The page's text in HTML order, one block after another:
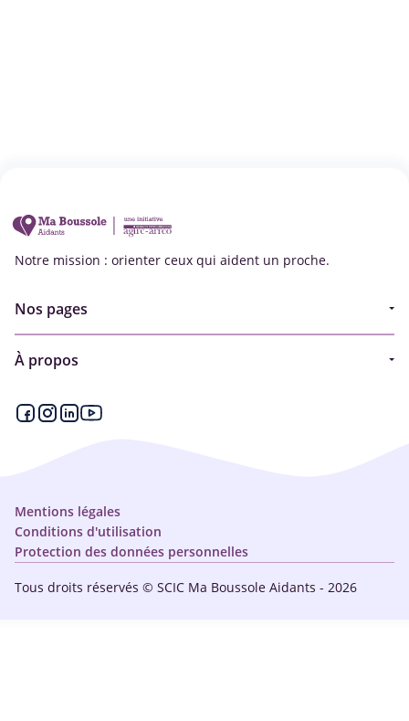
Notre mission : orienter ceux qui aident un proche.
Nos pages
Aides financières et congés
À propos
Qui sommes-nous ?
Tous droits réservés © SCIC Ma Boussole Aidants - 2026
Mentions légales
Conditions d'utilisation
Protection des données personnelles